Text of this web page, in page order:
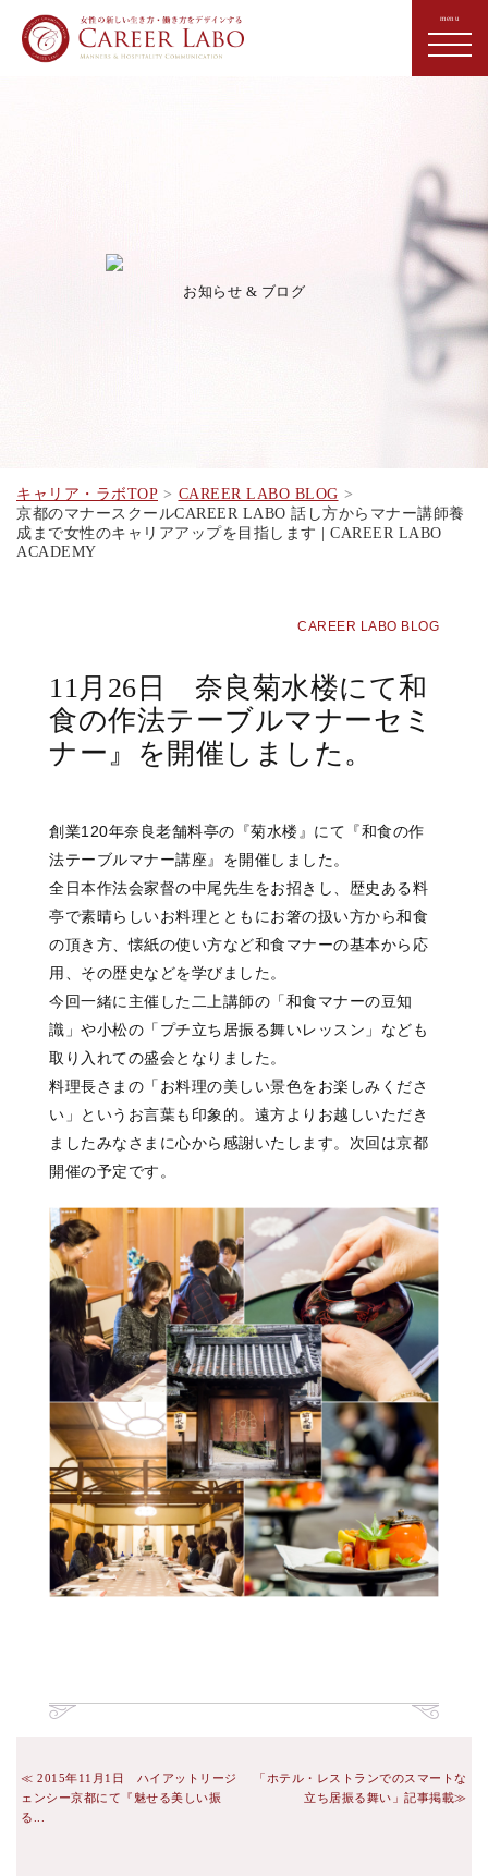
お知らせ & ブログ
キャリア・ラボTOP
CAREER LABO BLOG
京都のマナースクールCAREER LABO 話し方からマナー講師養
成まで女性のキャリアアップを目指します | CAREER LABO
ACADEMY
CAREER LABO BLOG
11月26日 奈良菊水楼にて和
食の作法テーブルマナーセミ
ナー』を開催しました。
創業120年奈良老舗料亭の『菊水楼』にて『和食の作
法テーブルマナー講座』を開催しました。
全日本作法会家督の中尾先生をお招きし、歴史ある料
亭で素晴らしいお料理とともにお箸の扱い方から和食
の頂き方、懐紙の使い方など和食マナーの基本から応
用、その歴史などを学びました。
今回一緒に主催した二上講師の「和食マナーの豆知
識」や小松の「プチ立ち居振る舞いレッスン」なども
取り入れての盛会となりました。
料理長さまの「お料理の美しい景色をお楽しみくださ
い」というお言葉も印象的。遠方よりお越しいただき
ましたみなさまに心から感謝いたします。次回は京都
開催の予定です。
2015年11月1日 ハイアットリージ
ェンシー京都にて『魅せる美しい振
る...
「ホテル・レストランでのスマートな
立ち居振る舞い」記事掲載